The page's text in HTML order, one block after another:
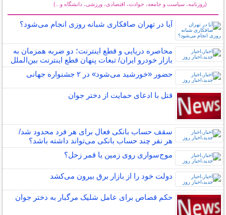
(روزنامه، سیاست و جامعه، حوادث، اقتصادی، ورزشی، دانشگاه و...)
آیا در تهران صافکاری شبانه روزی انجام می‌شود؟
محاصره دریایی و قطع اینترنت؛ دو ضربه همزمان به
بازار خودرو ایران/ تبعات پنهان قطع اینترنت بین‌الملل
حضور «خورشید می‌شود» در ۲ جشنواره جهانی
قتل با ادعای حمایت از دختر جوان
سقف حساب بانکی فعال برای هر فرد محدود شد/
هر نفر چند حساب بانکی می‌تواند داشته باشد؟
موج‌سواری روی زمین یا قمر زحل؟
دولت خود را از بازار برق بیرون می‌کشد
حکم قصاص برای عامل شلیک مرگبار به دختر جوان